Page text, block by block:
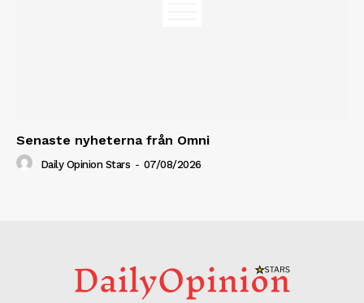
Senaste nyheterna från Omni
Daily Opinion Stars - 07/08/2026